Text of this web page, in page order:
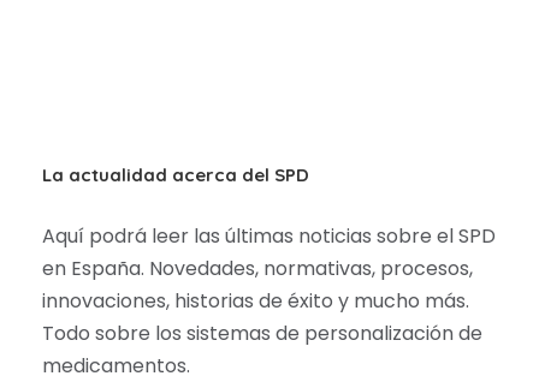
La actualidad acerca del SPD
Aquí podrá leer las últimas noticias sobre el SPD
en España. Novedades, normativas, procesos,
innovaciones, historias de éxito y mucho más.
Todo sobre los sistemas de personalización de
medicamentos.